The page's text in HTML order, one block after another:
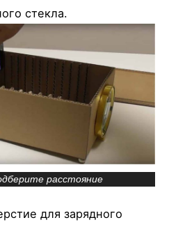
стекла.
расстояние
для зарядного